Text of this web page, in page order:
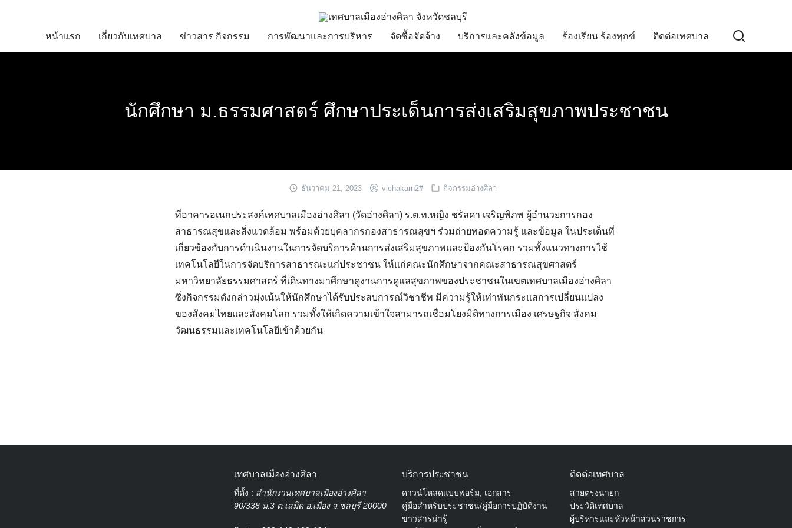
หน้าแรก เกี่ยวกับเทศบาล ข่าวสาร กิจกรรม การพัฒนาและการบริหาร จัดซื้อจัดจ้าง บริการและคลังข้อมูล ร้องเรียน ร้องทุกข์ ติดต่อเทศบาล
Search
นักศึกษา ม.ธรรมศาสตร์ ศึกษาประเด็นการส่งเสริมสุขภาพประชาชน
ธันวาคม 21, 2023 vichakarn2# กิจกรรมอ่างศิลา
ที่อาคารอเนกประสงค์เทศบาลเมืองอ่างศิลา (วัดอ่างศิลา) ร.ต.ท.หญิง ชรัลดา เจริญพิภพ ผู้อำนวยการกอง
สาธารณสุขและสิ่งแวดล้อม พร้อมด้วยบุคลากรกองสาธารณสุขฯ ร่วมถ่ายทอดความรู้ และข้อมูล ในประเด็นที่
เกี่ยวข้องกับการดำเนินงานในการจัดบริการด้านการส่งเสริมสุขภาพและป้องกันโรคก รวมทั้งแนวทางการใช้
เทคโนโลยีในการจัดบริการสาธารณะแก่ประชาชน ให้แก่คณะนักศึกษาจากคณะสาธารณสุขศาสตร์
มหาวิทยาลัยธรรมศาสตร์ ที่เดินทางมาศึกษาดูงานการดูแลสุขภาพของประชาชนในเขตเทศบาลเมืองอ่างศิลา
ซึ่งกิจกรรมดังกล่าวมุ่งเน้นให้นักศึกษาได้รับประสบการณ์วิชาชีพ มีความรู้ให้เท่าทันกระแสการเปลี่ยนแปลง
ของสังคมไทยและสังคมโลก รวมทั้งให้เกิดความเข้าใจสามารถเชื่อมโยงมิติทางการเมือง เศรษฐกิจ สังคม
วัฒนธรรมและเทคโนโลยีเข้าด้วยกัน
เทศบาลเมืองอ่างศิลา
ที่ตั้ง : สำนักงานเทศบาลเมืองอ่างศิลา
90/338 ม.3 ต.เสม็ด อ.เมือง จ.ชลบุรี 20000
บริการประชาชน
ดาวน์โหลดแบบฟอร์ม, เอกสาร
คู่มือสำหรับประชาชน/คู่มือการปฏิบัติงาน
ข่าวสารน่ารู้
ติดต่อเทศบาล
สายตรงนายก
ประวัติเทศบาล
ผู้บริหารและหัวหน้าส่วนราชการ